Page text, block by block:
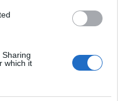
which it